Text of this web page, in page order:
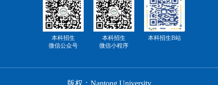
本科招生
微信公众号
本科招生
微信小程序
本科招生B站
版权：Nantong University